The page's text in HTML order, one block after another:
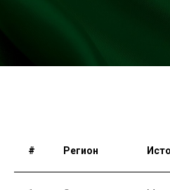
# Регион